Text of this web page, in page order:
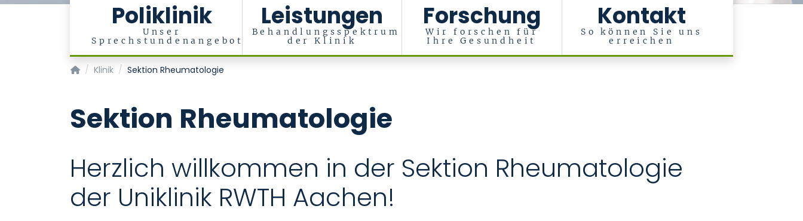
Poliklinik
Unser
Sprechstundenangebot
Leistungen
Behandlungsspektrum
der Klinik
Forschung
Wir forschen für
Ihre Gesundheit
Kontakt
So können Sie uns
erreichen
Klinik für Nieren- und Hochdruckkrankheiten, rheumatologische und immunologische Erkrankungen (Medizinische Klinik II)
Klinik Sektion Rheumatologie
Sektion Rheumatologie
Herzlich willkommen in der Sektion Rheumatologie
der Uniklinik RWTH Aachen!